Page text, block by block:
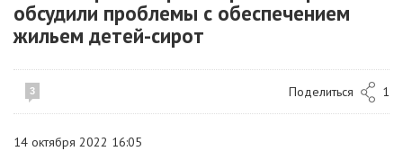
обсудили проблемы с обеспечением
жильем детей-сирот
3 Поделиться 1
14 октября 2022 16:05